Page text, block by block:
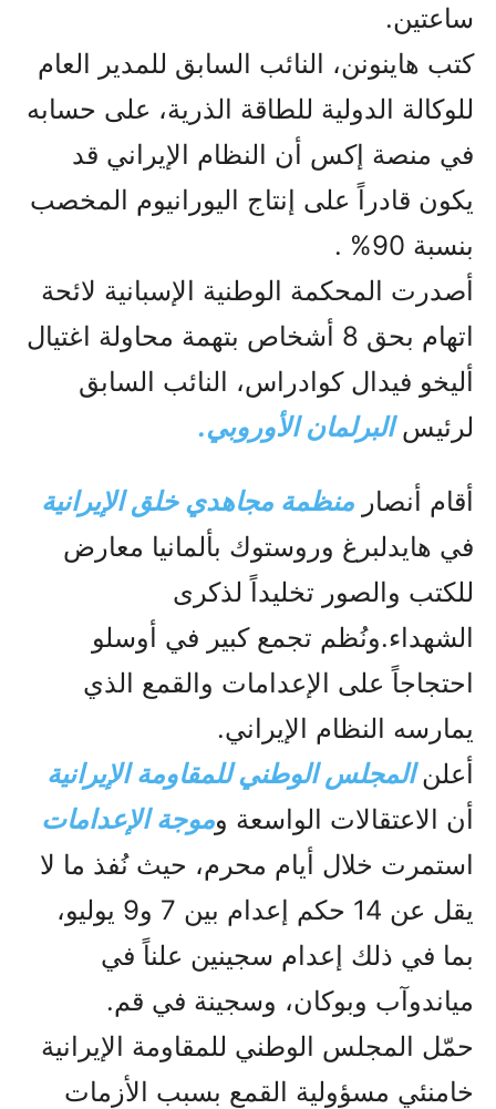
ساعتين.
كتب هاينونن، النائب السابق للمدير العام
للوكالة الدولية للطاقة الذرية، على حسابه
في منصة إكس أن النظام الإيراني قد
يكون قادراً على إنتاج اليورانيوم المخصب
بنسبة 90% .
أصدرت المحكمة الوطنية الإسبانية لائحة
اتهام بحق 8 أشخاص بتهمة محاولة اغتيال
أليخو فيدال كوادراس، النائب السابق
لرئيسالبرلمان الأوروبي.
أقام أنصار منظمة مجاهدي خلق الإيرانية
في هايدلبرغ وروستوك بألمانيا معارض
للكتب والصور تخليداً لذكرى
الشهداء.ونُظم تجمع كبير في أوسلو
احتجاجاً على الإعدامات والقمع الذي
يمارسه النظام الإيراني.
أعلنالمجلس الوطني للمقاومة الإيرانية
أن الاعتقالات الواسعة وموجة الإعدامات
استمرت خلال أيام محرم، حيث نُفذ ما لا
يقل عن 14 حكم إعدام بين 7 و9 يوليو،
بما في ذلك إعدام سجينين علناً في
مياندوآب وبوكان، وسجينة في قم.
حمّل المجلس الوطني للمقاومة الإيرانية
خامنئي مسؤولية القمع بسبب الأزمات